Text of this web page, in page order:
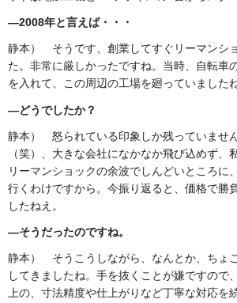
―2008年と言えば・・・
静本） そうです、創業してすぐリーマンシ
た。非常に厳しかったですね。当時、自転車
を入れて、この周辺の工場を廻っていましたね
―どうでしたか？
静本） 怒られている印象しか残っていませ
（笑）、大きな会社になかなか飛び込めず、
リーマンショックの余波でしんどいところに
行くわけですから。今振り返ると、価格で勝
したねえ。
―そうだったのですね。
静本） そうこうしながら、なんとか、ちょ
してきましたね。手を抜くことが嫌ですので
上の、寸法精度や仕上がりなど丁寧な対応を